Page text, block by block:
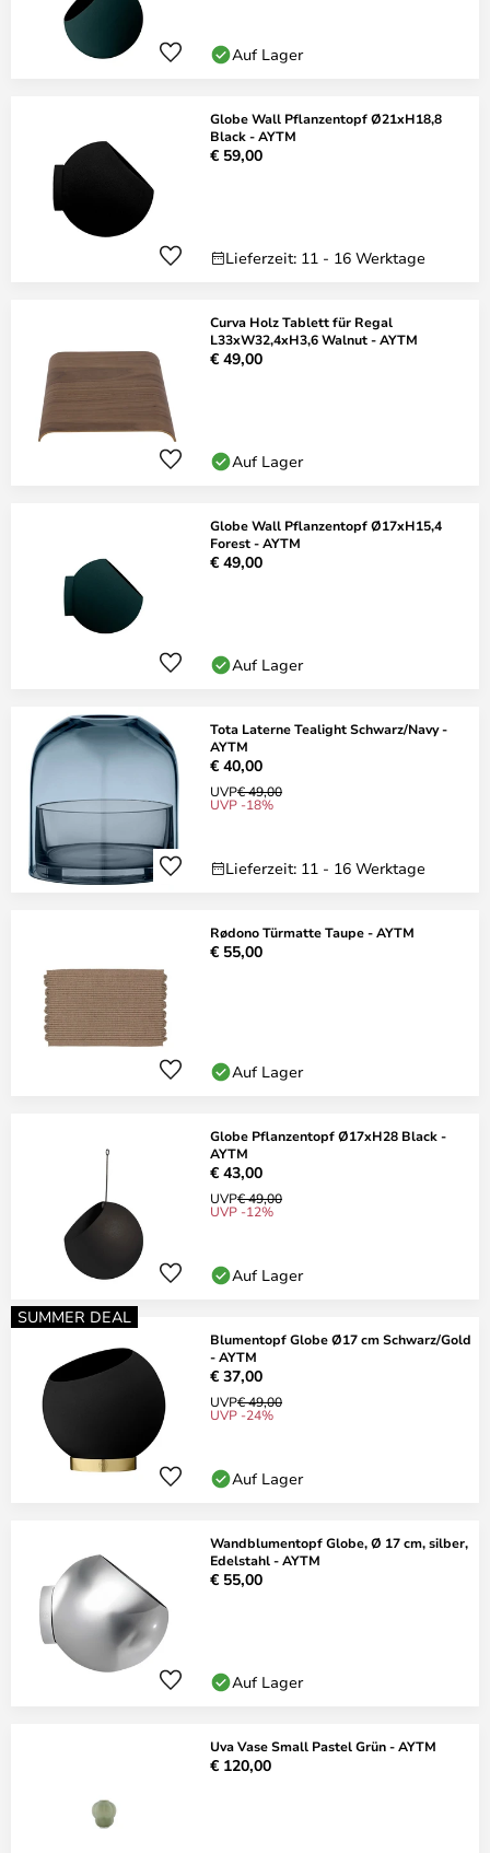
Auf Lager
Globe Wall Pflanzentopf Ø21xH18,8
Black - AYTM
€ 59,00
Lieferzeit: 11 - 16 Werktage
Curva Holz Tablett für Regal
L33xW32,4xH3,6 Walnut - AYTM
€ 49,00
Auf Lager
Globe Wall Pflanzentopf Ø17xH15,4
Forest - AYTM
€ 49,00
Auf Lager
Tota Laterne Tealight Schwarz/Navy -
AYTM
€ 40,00
UVP€ 49,00
UVP -18%
Lieferzeit: 11 - 16 Werktage
Rødono Türmatte Taupe - AYTM
€ 55,00
Auf Lager
Globe Pflanzentopf Ø17xH28 Black -
AYTM
€ 43,00
UVP€ 49,00
UVP -12%
Auf Lager
SUMMER DEAL
Blumentopf Globe Ø17 cm Schwarz/Gold
- AYTM
€ 37,00
UVP€ 49,00
UVP -24%
Auf Lager
Wandblumentopf Globe, Ø 17 cm, silber,
Edelstahl - AYTM
€ 55,00
Auf Lager
Uva Vase Small Pastel Grün - AYTM
€ 120,00